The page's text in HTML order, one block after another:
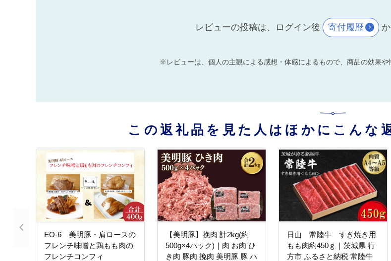
レビューの投稿は、ログイン後 寄付履歴
※レビューは、個人の主観による感想・体感によるもので、商品の効果や
この返礼品を見た人はほかにこんな
EO-6 美明豚・肩ロースの
フレンチ味噌と鶏もも肉の
フレンチコンフィ
【美明豚】挽肉 計2kg(約
500g×4パック)｜肉 お肉 ひ
き肉 豚肉 挽肉 美明豚 豚 ハ
日山 常陸牛 すき焼き用
もも肉約450ｇ｜茨城県 行
方市 ふるさと納税 常陸牛